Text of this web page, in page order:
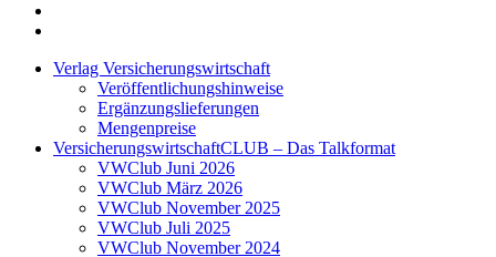
Verlag Versicherungswirtschaft
Veröffentlichungshinweise
Ergänzungslieferungen
Mengenpreise
VersicherungswirtschaftCLUB – Das Talkformat
VWClub Juni 2026
VWClub März 2026
VWClub November 2025
VWClub Juli 2025
VWClub November 2024